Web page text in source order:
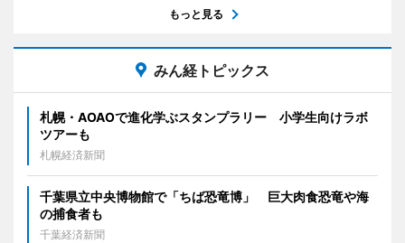
もっと見る
みん経トピックス
札幌・AOAOで進化学ぶスタンプラリー 小学生向けラボ
ツアーも
札幌経済新聞
千葉県立中央博物館で「ちば恐竜博」 巨大肉食恐竜や海
の捕食者も
千葉経済新聞